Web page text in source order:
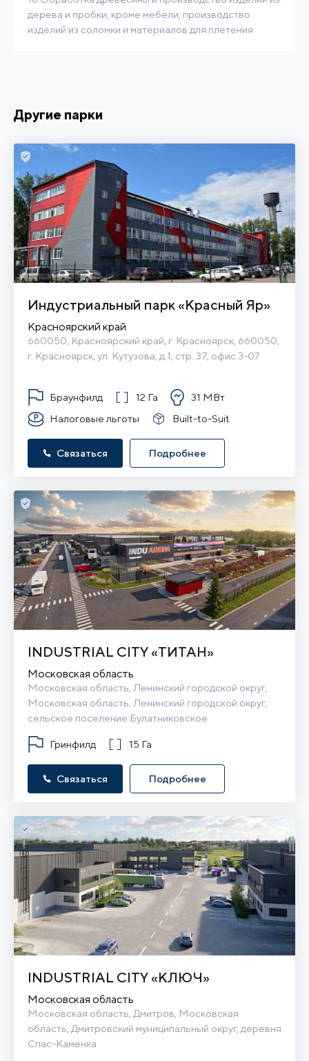
дерева и пробки, кроме мебели, производство
изделий из соломки и материалов для плетения
Другие парки
Индустриальный парк «Красный Яр»
Красноярский край
660050, Красноярский край, г. Красноярск, 660050,
г. Красноярск, ул. Кутузова, д.1, стр. 37, офис 3-07
Браунфилд 12 Га
31 МВт
Налоговые льготы
Built-to-Suit
Связаться Подробнее
INDUSTRIAL CITY «ТИТАН»
Московская область
Московская область, Ленинский городской округ,
Московская область, Ленинский городской округ,
сельское поселение Булатниковское
Гринфилд 15 Га
Связаться Подробнее
INDUSTRIAL CITY «КЛЮЧ»
Московская область
Московская область, Дмитров, Московская
область, Дмитровский муниципальный округ, деревня
Спас-Каменка